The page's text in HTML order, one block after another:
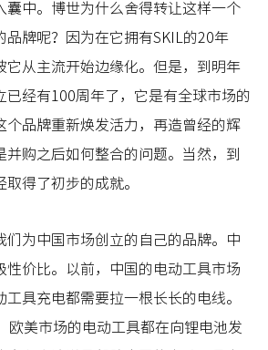
囊中。博世为什么舍得转让这样一个
品牌呢？因为在它拥有SKIL的20年
它从主流开始边缘化。但是，到明年
已经有100周年了，它是有全球市场的
个品牌重新焕发活力，再造曾经的辉
并购之后如何整合的问题。当然，到
得了初步的成就。
们为中国市场创立的自己的品牌。中
性价比。以前，中国的电动工具市场
具充电都需要拉一根长长的电线。
欧美市场的电动工具都在向锂电池发